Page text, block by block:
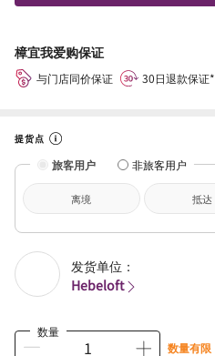
樟宜我爱购保证
与门店同价保证 30日退款保证*
提货点
旅客用户 非旅客用户
离境 抵达
发货单位：
Hebeloft
数量
数量有限